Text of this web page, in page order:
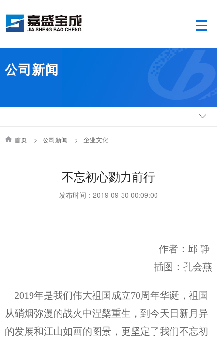
公司新闻
首页 > 公司新闻 > 企业文化
不忘初心勠力前行
发布时间：2019-09-30 00:09:00
作者：邱 静
插图：孔会燕
2019年是我们伟大祖国成立70周年华诞，祖国
从硝烟弥漫的战火中涅槃重生，到今天日新月异
的发展和江山如画的图景，更坚定了我们不忘初